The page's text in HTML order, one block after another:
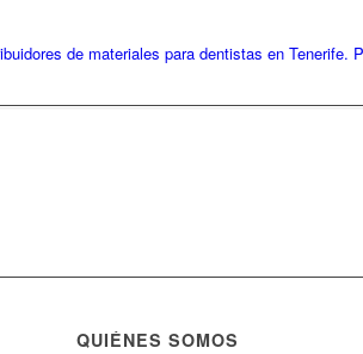
QUIÉNES SOMOS